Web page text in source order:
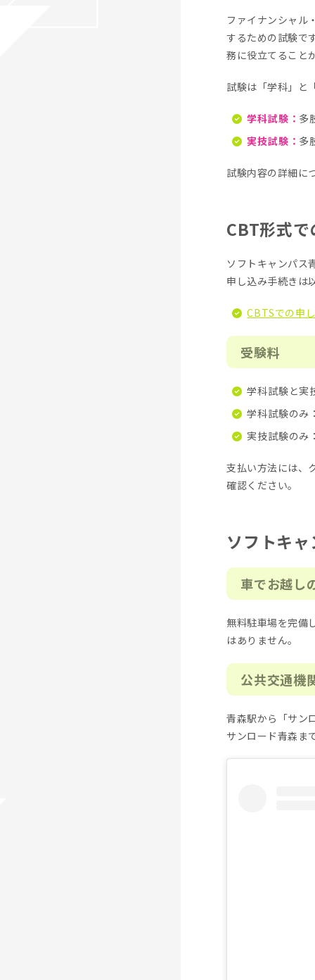
ファイナンシャル
するための試験で
務に役立てること
試験は「学科」と
学科試験： 多
実技試験： 多
試験内容の詳細に
CBT形式
ソフトキャンパス
申し込み手続きは
CBTSでの申
受験料
学科試験と実
学科試験のみ
実技試験のみ
支払い方法には、
確認ください。
ソフトキ
車でお越し
無料駐車場を完備
はありません。
公共交通機
青森駅から「サン
サンロード青森ま